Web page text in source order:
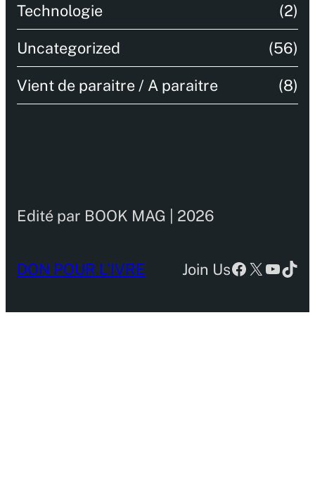
Technologie (2)
Uncategorized (56)
Vient de paraitre / A paraitre (8)
Edité par BOOK MAG | 2026
DON POUR L’IVRE Join UsFacebook
X